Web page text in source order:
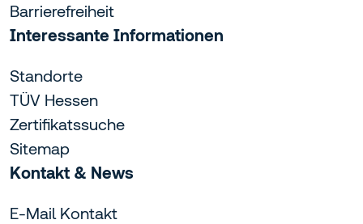
Barrierefreiheit
Interessante Informationen
Standorte
TÜV Hessen
Zertifikatssuche
Sitemap
Kontakt & News
E-Mail Kontakt